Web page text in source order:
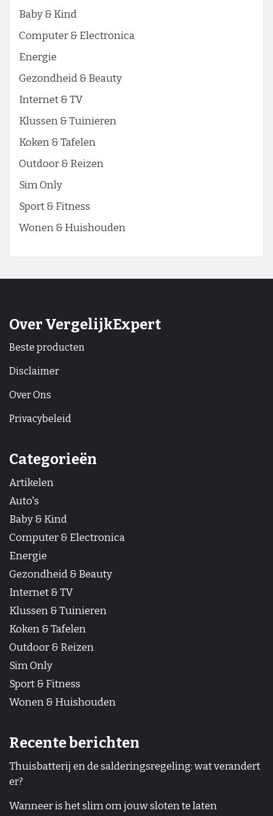
Baby & Kind
Computer & Electronica
Energie
Gezondheid & Beauty
Internet & TV
Klussen & Tuinieren
Koken & Tafelen
Outdoor & Reizen
Sim Only
Sport & Fitness
Wonen & Huishouden
Over VergelijkExpert
Beste producten
Disclaimer
Over Ons
Privacybeleid
Categorieën
Artikelen
Auto's
Baby & Kind
Computer & Electronica
Energie
Gezondheid & Beauty
Internet & TV
Klussen & Tuinieren
Koken & Tafelen
Outdoor & Reizen
Sim Only
Sport & Fitness
Wonen & Huishouden
Recente berichten
Thuisbatterij en de salderingsregeling: wat verandert
er?
Wanneer is het slim om jouw sloten te laten